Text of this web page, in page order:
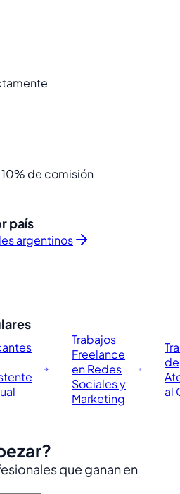
de comisión
país
argentinos
Trabajos
Freelance
en Redes
Sociales y
Marketing
de
al
que ganan en